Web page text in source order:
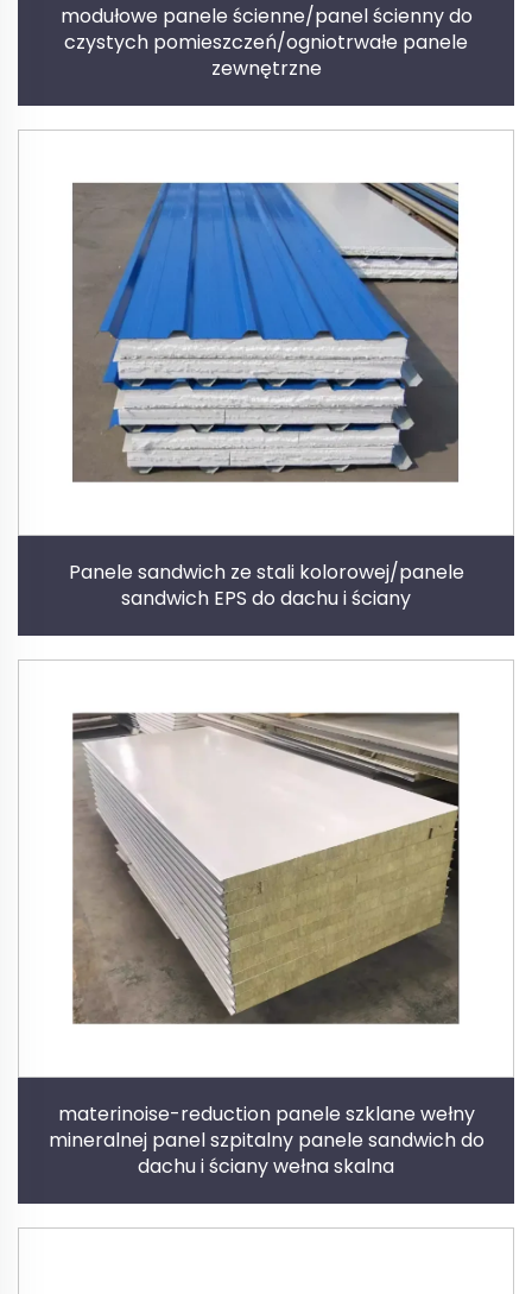
modułowe panele ścienne/panel ścienny do
czystych pomieszczeń/ogniotrwałe panele
zewnętrzne
Panele sandwich ze stali kolorowej/panele
sandwich EPS do dachu i ściany
materinoise-reduction panele szklane wełny
mineralnej panel szpitalny panele sandwich do
dachu i ściany wełna skalna